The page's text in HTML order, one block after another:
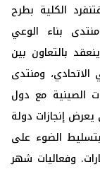
الكلية بطرح
بناء الوعي
بالتعاون بين
ومنتدى
الصينية مع دول
إنجازات دولة
بتسليط الضوء على
وفعاليات شهر